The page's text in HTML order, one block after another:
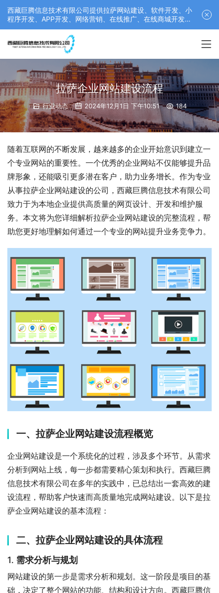
西藏巨腾信息技术有限公司提供拉萨网站建设、软件开发、小
程序开发、APP开发、网络营销、在线推广、在线商城开发等
服务，联系电话： 17689511878
拉萨企业网站建设流程
行业动态 2024年12月1日 下午10:51 184
随着互联网的不断发展，越来越多的企业开始意识到建立一
个专业网站的重要性。一个优秀的企业网站不仅能够提升品
牌形象，还能吸引更多潜在客户，助力业务增长。作为专业
从事拉萨企业网站建设的公司，西藏巨腾信息技术有限公司
致力于为本地企业提供高质量的网页设计、开发和维护服
务。本文将为您详细解析拉萨企业网站建设的完整流程，帮
助您更好地理解如何通过一个专业的网站提升业务竞争力。
一、拉萨企业网站建设流程概览
企业网站建设是一个系统化的过程，涉及多个环节。从需求
分析到网站上线，每一步都需要精心策划和执行。西藏巨腾
信息技术有限公司在多年的实践中，已总结出一套高效的建
设流程，帮助客户快速而高质量地完成网站建设。以下是拉
萨企业网站建设的基本流程：
二、拉萨企业网站建设的具体流程
1. 需求分析与规划
网站建设的第一步是需求分析和规划。这一阶段是项目的基
础，决定了整个网站的功能、结构和设计方向。西藏巨腾信